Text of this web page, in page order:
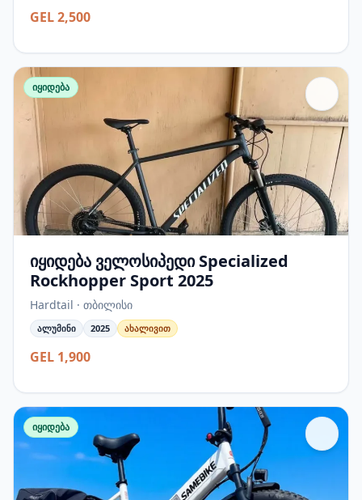
GEL 2,500
იყიდება
იყიდება ველოსიპედი Specialized
Rockhopper Sport 2025
Hardtail · თბილისი
ალუმინი 2025 ახალივით
GEL 1,900
იყიდება